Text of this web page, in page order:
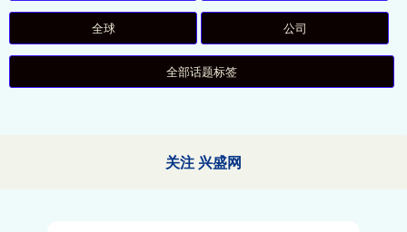
全球 公司
全部话题标签
关注 兴盛网